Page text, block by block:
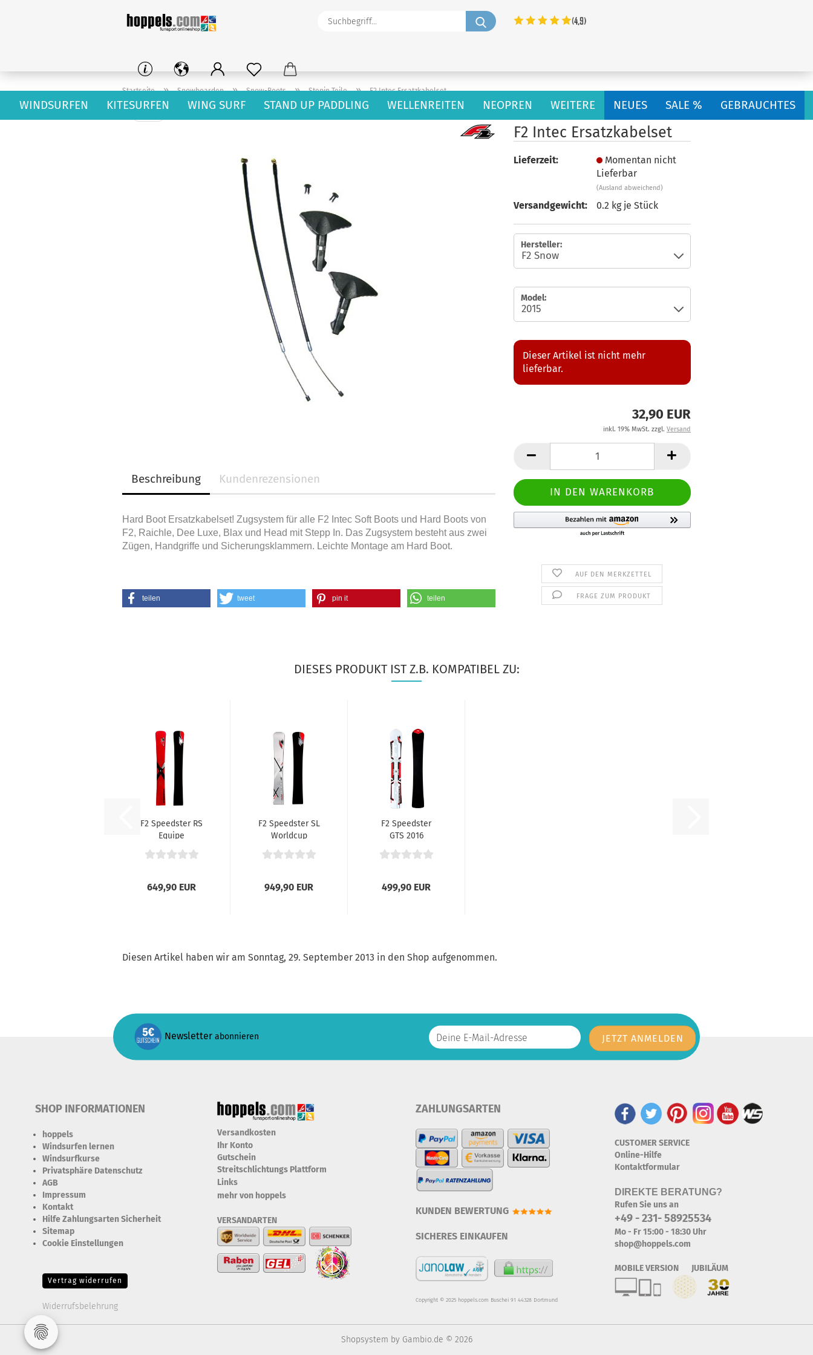
Suchbegriff...
WINDSURFEN KITESURFEN WING SURF STAND UP PADDLING WELLENREITEN NEOPREN NEUES SALE % GEBRAUCHTES
WEITERE
Startseite » Snowboarden » Snow-Boots » Stepin Teile » F2 Intec Ersatzkabelset
F2 Intec Ersatzkabelset
Lieferzeit:
Momentan nicht
Lieferbar
(Ausland abweichend)
Versandgewicht: 0.2 kg je Stück
Hersteller:
Model:
Dieser Artikel ist nicht mehr
lieferbar.
32,90 EUR
inkl. 19% MwSt. zzgl. Versand
AUF DEN MERKZETTEL
FRAGE ZUM PRODUKT
Beschreibung Kundenrezensionen
Hard Boot Ersatzkabelset! Zugsystem für alle F2 Intec Soft Boots und Hard Boots von
F2, Raichle, Dee Luxe, Blax und Head mit Stepp In. Das Zugsystem besteht aus zwei
Zügen, Handgriffe und Sicherungsklammern. Leichte Montage am Hard Boot.
teilen tweet pin it teilen
DIESES PRODUKT IST Z.B. KOMPATIBEL ZU:
F2 Speedster RS
Equipe
649,90 EUR
F2 Speedster SL
Worldcup
949,90 EUR
F2 Speedster
GTS 2016
499,90 EUR
Diesen Artikel haben wir am Sonntag, 29. September 2013 in den Shop aufgenommen.
Newsletter abonnieren
SHOP INFORMATIONEN
hoppels
Windsurfen lernen
Windsurfkurse
Privatsphäre Datenschutz
AGB
Impressum
Kontakt
Hilfe Zahlungsarten Sicherheit
Sitemap
Cookie Einstellungen
Vertrag widerrufen
Widerrufsbelehrung
Versandkosten
Ihr Konto
Gutschein
Streitschlichtungs Plattform
Links
mehr von hoppels
VERSANDARTEN
ZAHLUNGSARTEN
KUNDEN BEWERTUNG
SICHERES EINKAUFEN
Copyright © 2025 hoppels.com Buschei 91 44328 Dortmund
CUSTOMER SERVICE
Online-Hilfe
Kontaktformular
DIREKTE BERATUNG?
Rufen Sie uns an
+49 - 231- 58925534
Mo - Fr 15:00 - 18:30 Uhr
shop@hoppels.com
MOBILE VERSION JUBILÄUM
Shopsystem by Gambio.de © 2026